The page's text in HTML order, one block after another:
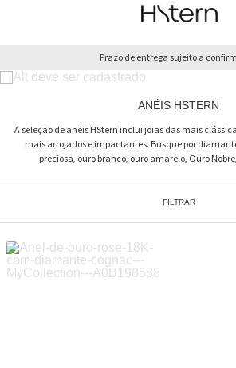
Prazo de entrega sujeito a
ANÉIS HSTERN
A seleção de anéis HStern inclui joias das mais
mais arrojados e impactantes. Busque por
preciosa, ouro branco, ouro amarelo, Ouro
FILTRAR